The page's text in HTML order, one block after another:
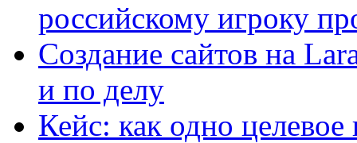
российскому игроку
Создание сайтов на
и по делу
Кейс: как одно